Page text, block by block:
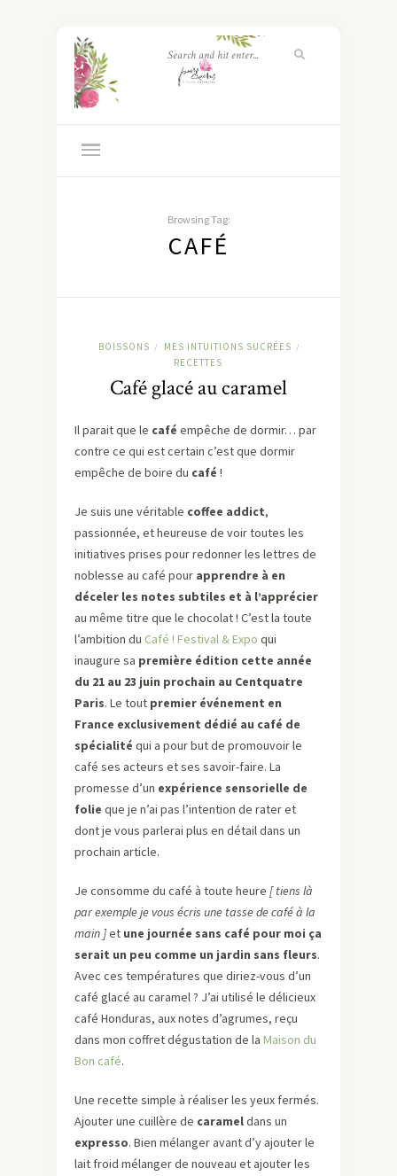
Browsing Tag:
CAFÉ
BOISSONS / MES INTUITIONS SUCRÉES /
RECETTES
Café glacé au caramel
Il parait que le café empêche de dormir… par
contre ce qui est certain c’est que dormir
empêche de boire du café !
Je suis une véritable coffee addict,
passionnée, et heureuse de voir toutes les
initiatives prises pour redonner les lettres de
noblesse au café pour apprendre à en
déceler les notes subtiles et à l’apprécier
au même titre que le chocolat ! C’est la toute
l’ambition du Café ! Festival & Expo qui
inaugure sa première édition cette année
du 21 au 23 juin prochain au Centquatre
Paris. Le tout premier événement en
France exclusivement dédié au café de
spécialité qui a pour but de promouvoir le
café ses acteurs et ses savoir-faire. La
promesse d’un expérience sensorielle de
folie que je n’ai pas l’intention de rater et
dont je vous parlerai plus en détail dans un
prochain article.
Je consomme du café à toute heure [tiens là
par exemple je vous écris une tasse de café à la
main ]et une journée sans café pour moi ça
serait un peu comme un jardin sans fleurs.
Avec ces températures que diriez-vous d’un
café glacé au caramel ? J’ai utilisé le délicieux
café Honduras, aux notes d’agrumes, reçu
dans mon coffret dégustation de la Maison du
Bon café.
Une recette simple à réaliser les yeux fermés.
Ajouter une cuillère de carameldans un
expresso. Bien mélanger avant d’y ajouter le
lait froid mélanger de nouveau et ajouter les